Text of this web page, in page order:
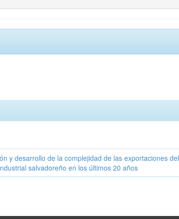
y desarrollo de la complejidad de las exportaciones del
salvadoreño en los últimos 20 años